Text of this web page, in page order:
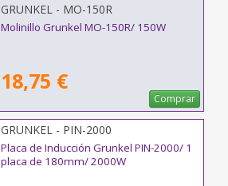
GRUNKEL - MO-150R
Molinillo Grunkel MO-150R/ 150W
18,75 €
Comprar
GRUNKEL - PIN-2000
Placa de Inducción Grunkel PIN-2000/ 1
placa de 180mm/ 2000W